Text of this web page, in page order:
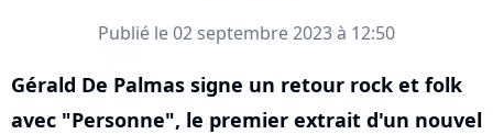
Publié le 02 septembre 2023 à 12:50
Gérald De Palmas signe un retour rock et folk
avec "Personne", le premier extrait d'un nouvel